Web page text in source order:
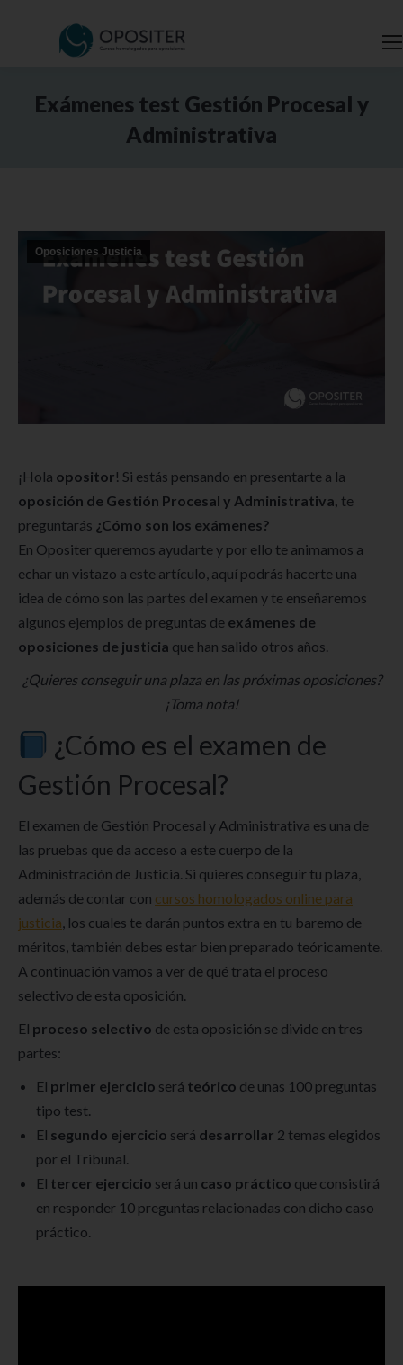
Exámenes test Gestión Procesal y
Administrativa
Oposiciones Justicia
¡Hola opositor! Si estás pensando en presentarte a la
oposición de Gestión Procesal y Administrativa, te
preguntarás ¿Cómo son los exámenes?
En Opositer queremos ayudarte y por ello te animamos a
echar un vistazo a este artículo, aquí podrás hacerte una
idea de cómo son las partes del examen y te enseñaremos
algunos ejemplos de preguntas de exámenes de
oposiciones de justicia que han salido otros años.
¿Quieres conseguir una plaza en las próximas oposiciones?
¡Toma nota!
¿Cómo es el examen de
Gestión Procesal?
El examen de Gestión Procesal y Administrativa es una de
las pruebas que da acceso a este cuerpo de la
Administración de Justicia. Si quieres conseguir tu plaza,
además de contar con cursos homologados online para
justicia , los cuales te darán puntos extra en tu baremo de
méritos, también debes estar bien preparado teóricamente.
A continuación vamos a ver de qué trata el proceso
selectivo de esta oposición.
El proceso selectivo de esta oposición se divide en tres
partes:
El primer ejercicio será teórico de unas 100 preguntas
tipo test.
El segundo ejercicio será desarrollar 2 temas elegidos
por el Tribunal.
El tercer ejercicio será un caso práctico que consistirá
en responder 10 preguntas relacionadas con dicho caso
práctico.